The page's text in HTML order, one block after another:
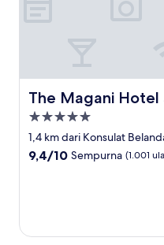
The Magani Hotel
The Magani Hotel and
Properti
bintang
5.0
1,4 km dari Konsulat
9.4
9,4/10 Sempurna (1.001